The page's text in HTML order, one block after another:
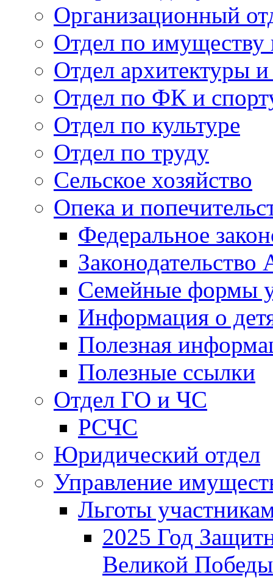
Организационный
Отдел по
Отдел архитектуры и
Отдел по ФК и
Отдел по культуре
Отдел по труду
Сельское хозяйство
Опека и
Федеральное
Законодательство
Семейные формы
Информация о
Полезная
Полезные ссылки
Отдел ГО и ЧС
РСЧС
Юридический отдел
Управление
Льготы
2025 Год
Великой Победы